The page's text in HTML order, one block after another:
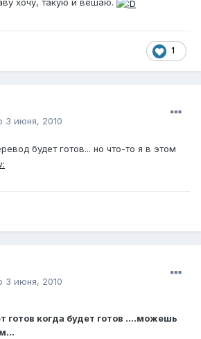
хочу, такую и вешаю.
1
3 июня, 2010
будет готов... но что-то я в этом
3 июня, 2010
готов когда будет готов ....можешь